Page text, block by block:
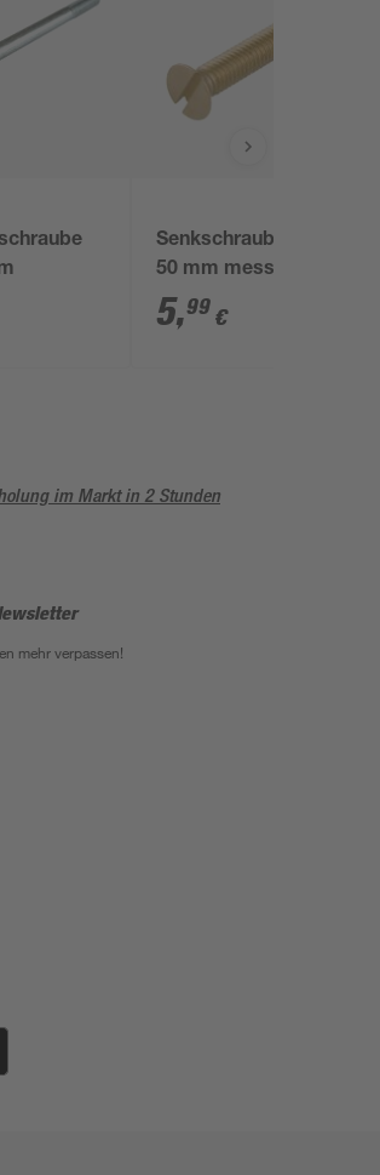
Senkschrauben M5 x
50 mm messing DIN
963 3 Stück
5,99 €
im Markt in 2 Stunden
mehr verpassen!